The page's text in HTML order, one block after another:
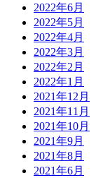
2022年6月
2022年5月
2022年4月
2022年3月
2022年2月
2022年1月
2021年12月
2021年11月
2021年10月
2021年9月
2021年8月
2021年6月